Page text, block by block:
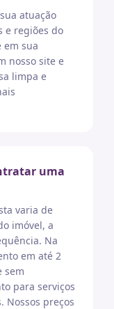
atuação
e regiões do
em sua
nosso site e
limpa e
uma
varia de
imóvel, a
Na
em até 2
sem
para serviços
Nossos preços